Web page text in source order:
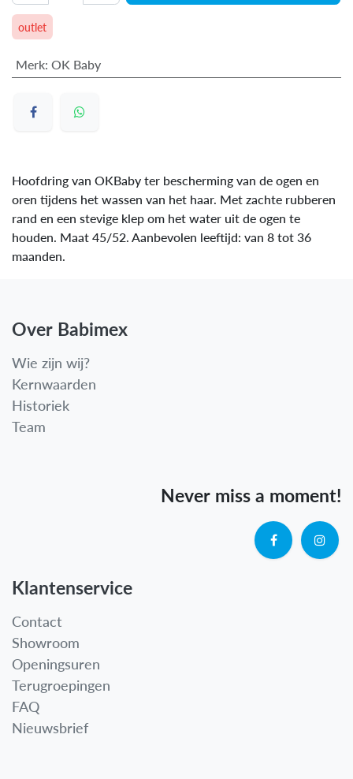
outlet
Merk: OK Baby
Hoofdring van OKBaby ter bescherming van de ogen en
oren tijdens het wassen van het haar. Met zachte rubberen
rand en een stevige klep om het water uit de ogen te
houden. Maat 45/52. Aanbevolen leeftijd: van 8 tot 36
maanden.
Over Babimex
Wie zijn wij?
Kernwaarden
Historiek
Team
Never miss a moment!
Klantenservice
Contact
Showroom
Openingsuren
Terugroepingen
FAQ
Nieuwsbrief